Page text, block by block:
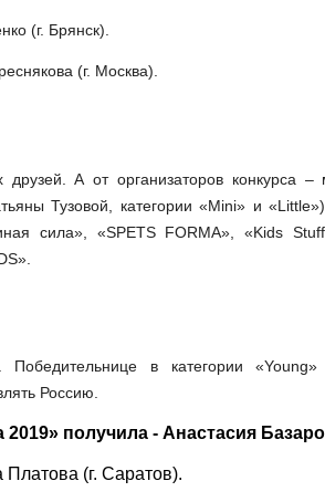
(г. Брянск).
(г. Москва).
А от организаторов конкурса
Тузовой, категории «Mini» и
сила», «SPETS FORMA», «Kids
в категории
Россию.
получила - Анастасия
(г. Саратов).